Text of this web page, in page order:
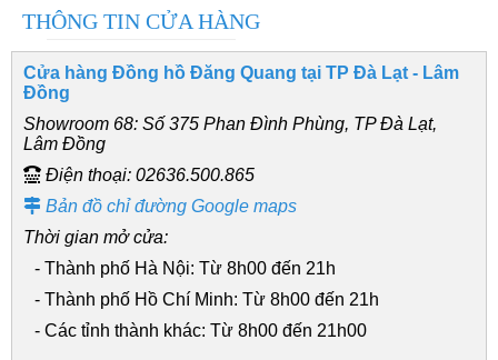
THÔNG TIN CỬA HÀNG
Cửa hàng Đồng hồ Đăng Quang tại TP Đà Lạt - Lâm
Đồng
Showroom 68: Số 375 Phan Đình Phùng, TP Đà Lạt,
Lâm Đồng
Điện thoại: 02636.500.865
Bản đồ chỉ đường Google maps
Thời gian mở cửa:
- Thành phố Hà Nội: Từ 8h00 đến 21h
- Thành phố Hồ Chí Minh: Từ 8h00 đến 21h
- Các tỉnh thành khác: Từ 8h00 đến 21h00